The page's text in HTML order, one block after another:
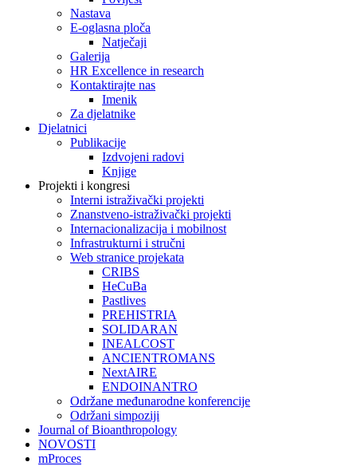
Nastava
E-oglasna ploča
Natječaji
Galerija
HR Excellence in research
Kontaktirajte nas
Imenik
Za djelatnike
Djelatnici
Publikacije
Izdvojeni radovi
Knjige
Projekti i kongresi
Interni istraživački projekti
Znanstveno-istraživački projekti
Internacionalizacija i mobilnost
Infrastrukturni i stručni
Web stranice projekata
CRIBS
HeCuBa
Pastlives
PREHISTRIA
SOLIDARAN
INEALCOST
ANCIENTROMANS
NextAIRE
ENDOINANTRO
Održane međunarodne konferencije
Održani simpoziji
Journal of Bioanthropology
NOVOSTI
mProces